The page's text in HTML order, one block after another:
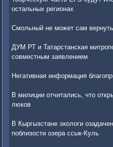
остальных регионах
Смольный не может сам
ДУМ РТ и Татарстанская
совместным заявлением
Негативная информация
В милиции отчитались, что
люков
В Кыргызстане экологи
поблизости озера ссык-Куль